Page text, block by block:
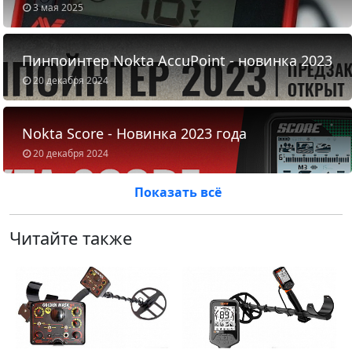
3 мая 2025
20 декабря 2024
Пинпоинтер Nokta AccuPoint - новинка 2023
20 декабря 2024
Nokta Score - Новинка 2023 года
Показать всё
Читайте также